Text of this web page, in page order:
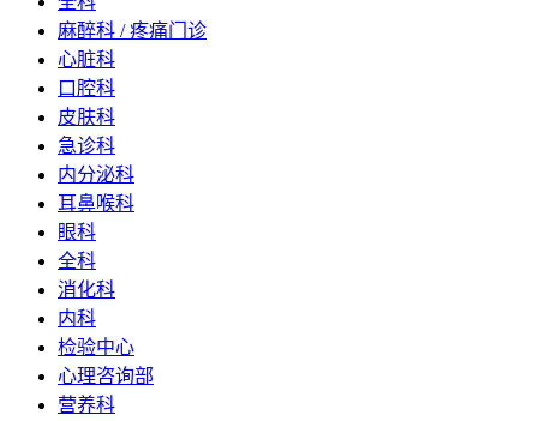
麻醉科 / 疼痛门诊
心脏科
口腔科
皮肤科
急诊科
内分泌科
耳鼻喉科
眼科
全科
消化科
内科
检验中心
心理咨询部
营养科